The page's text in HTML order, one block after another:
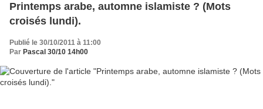
Printemps arabe, automne islamiste ? (Mots
croisés lundi).
Publié le 30/10/2011 à 11:00
Par Pascal 30/10 14h00